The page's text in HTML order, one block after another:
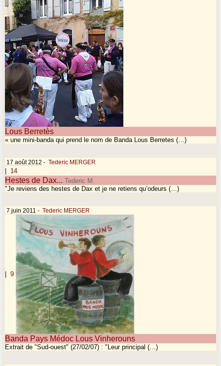
Lous Berretès
« une mini-banda qui prend le nom de Banda Lous Berretes (…)
17 août 2012 - Tederic MERGER
14
Hestes de Dax... Tederic M.
"Je reviens des hestes de Dax et je ne retiens qu’odeurs (…)
7 juin 2011 - Tederic MERGER
| 9
Banda Pays Médoc Lous Vinherouns
Extrait de "Sud-ouest" (27/02/07) : "Leur principal (…)